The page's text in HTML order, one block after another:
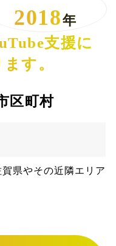
2018年
支援に
す。
区町村
県やその近隣エリア